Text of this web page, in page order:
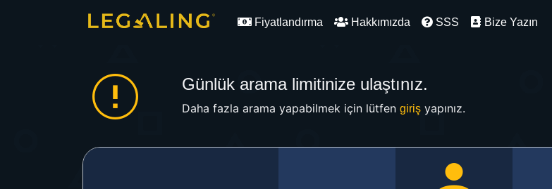
Fiyatlandırma Hakkımızda SSS Bize Yazın
Günlük arama limitinize ulaştınız.
Daha fazla arama yapabilmek için lütfen girişyapınız.